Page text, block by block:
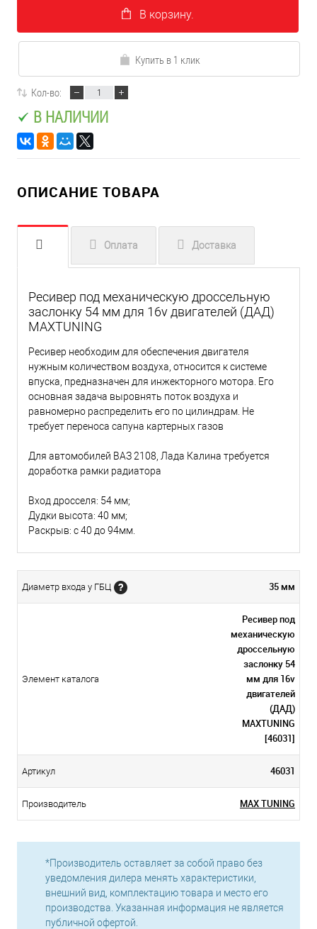
В корзину.
Купить в 1 клик
Кол-во:
В НАЛИЧИИ
ОПИСАНИЕ ТОВАРА
Оплата Доставка
Ресивер под механическую дроссельную
заслонку 54 мм для 16v двигателей (ДАД)
MAXTUNING
Ресивер необходим для обеспечения двигателя
нужным количеством воздуха, относится к системе
впуска, предназначен для инжекторного мотора. Его
основная задача выровнять поток воздуха и
равномерно распределить его по цилиндрам. Не
требует переноса сапуна картерных газов
Для автомобилей ВАЗ 2108, Лада Калина требуется
доработка рамки радиатора
Вход дросселя: 54 мм;
Дудки высота: 40 мм;
Раскрыв: с 40 до 94мм.
Диаметр входа у ГБЦ 35 мм
Элемент каталога
Ресивер под
механическую
дроссельную
заслонку 54
мм для 16v
двигателей
(ДАД)
MAXTUNING
[46031]
Артикул 46031
Производитель MAX TUNING
*Производитель оставляет за собой право без
уведомления дилера менять характеристики,
внешний вид, комплектацию товара и место его
производства. Указанная информация не является
публичной офертой.